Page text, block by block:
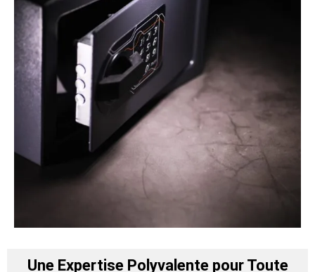
Une Expertise Polyvalente pour Toute